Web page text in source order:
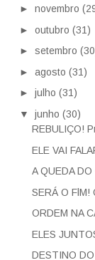
► novembro
► outubro (31)
► setembro
► agosto (31)
► julho (31)
▼ junho (30)
REBULIÇO!
ELE VAI
A QUEDA
SERÁ O FlM!
ORDEM NA
ELES
DESTINO